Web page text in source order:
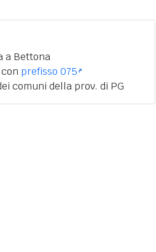
a Bettona
prefisso 075
comuni della prov. di PG